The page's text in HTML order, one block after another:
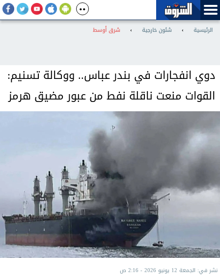
الرئيسية › شئون خارجية › شرق أوسط
دوي انفجارات في بندر عباس.. ووكالة تسنيم:
القوات منعت ناقلة نفط من عبور مضيق هرمز
نشر في: الجمعة 12 يونيو 2026 - 2:16 ص